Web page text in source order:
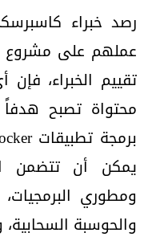
رصد خبراء
عملهم على مشروع
تقييم الخبراء،
محتواة تصبح
يمكن أن تتضمن
ومطوري
والحوسبة